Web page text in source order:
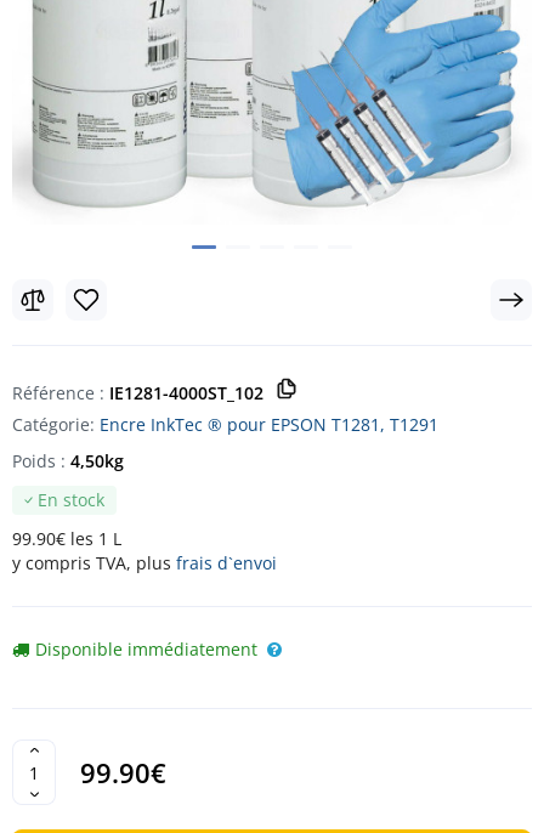
Référence : IE1281-4000ST_102
Catégorie: Encre InkTec ® pour EPSON T1281, T1291
En stock
99.90€ les 1 L
y compris TVA, plus frais d`envoi
Poids : 4,50kg
Disponible immédiatement
99.90€